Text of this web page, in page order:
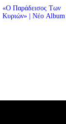
«Ο Παράδεισος Των
Κυριών» | Νέο Album